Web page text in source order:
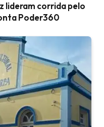
lideram corrida pelo
Poder360